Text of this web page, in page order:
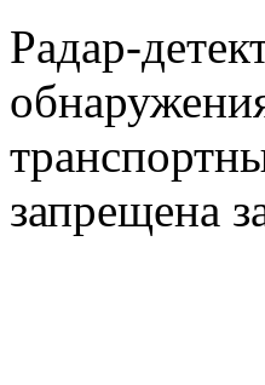
Радар-
запрещена